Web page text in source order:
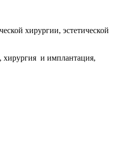
хирургии, эстетической
хирургия и имплантация,